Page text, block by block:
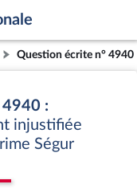
Question écrite n° 4940
:
injustifiée
Ségur